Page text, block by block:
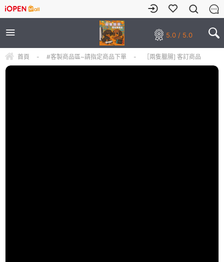
5.0 / 5.0
首頁 - #客製商品區~請指定商品下單 - ［兩隻臘腸] 客訂商品